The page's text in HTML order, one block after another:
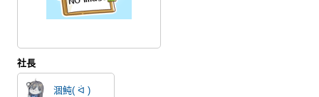
社長
涸魨( ᐛ )